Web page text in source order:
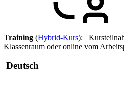
Training (Hybrid-Kurs):
Klassenraum oder online vom
Deutsch